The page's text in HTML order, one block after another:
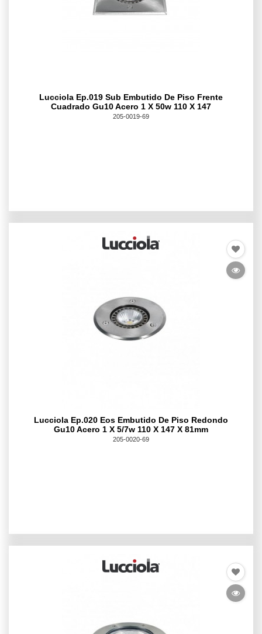
Lucciola Ep.019 Sub Embutido De Piso Frente
Cuadrado Gu10 Acero 1 X 50w 110 X 147
205-0019-69
Lucciola Ep.020 Eos Embutido De Piso Redondo
Gu10 Acero 1 X 5/7w 110 X 147 X 81mm
205-0020-69